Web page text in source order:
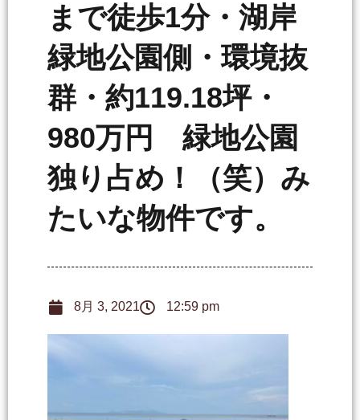
まで徒歩1分・湖岸
緑地公園側・環境抜
群・約119.18坪・
980万円 緑地公園
独り占め！（笑）み
たいな物件です。
8月 3, 2021 12:59 pm